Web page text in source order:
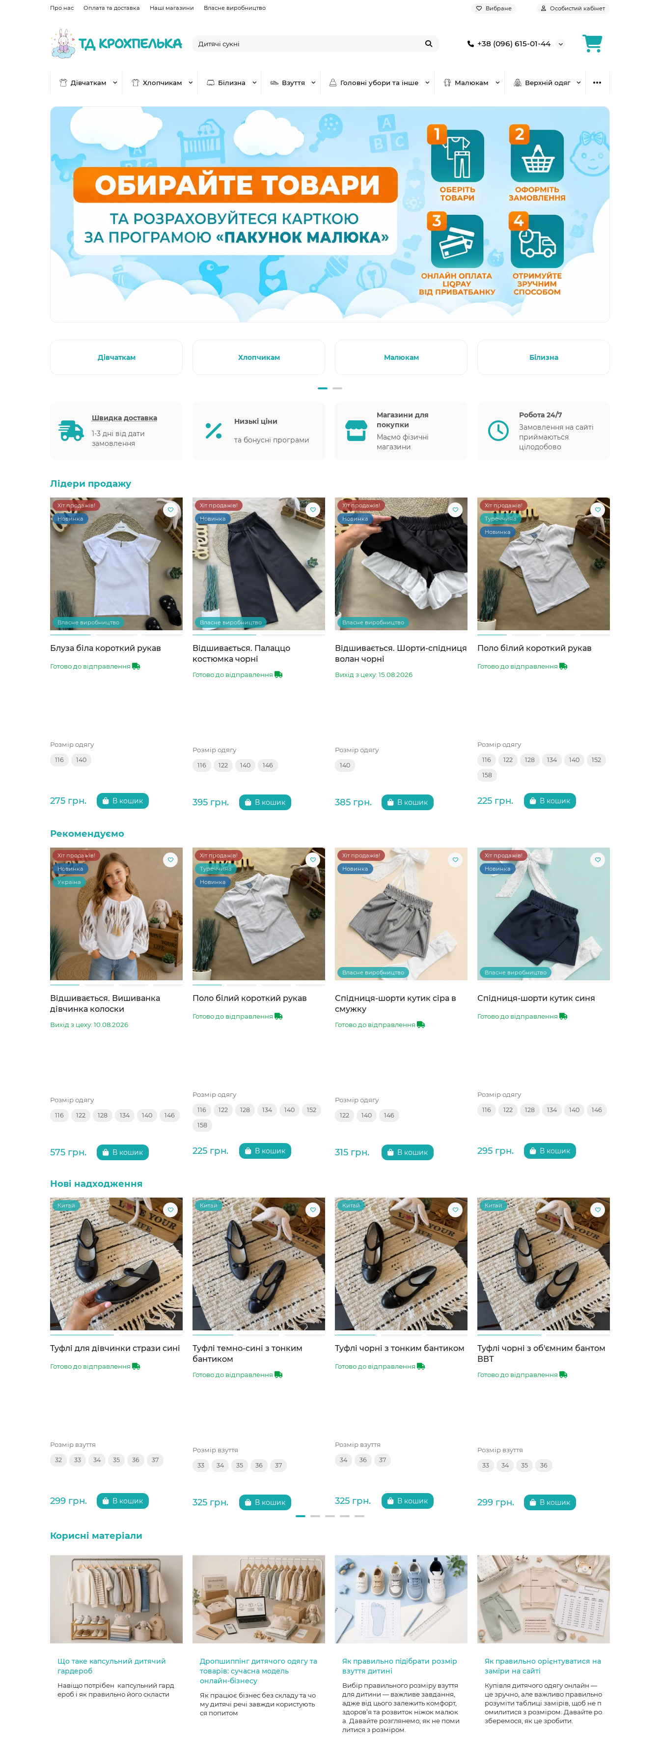
Про нас Оплата та доставка Наші магазини Власне виробництво Вибране Особистий кабінет
+38 (096) 615-01-44
Дівчаткам Хлопчикам Білизна Взуття Головні убори та інше Малюкам Верхній одяг
Дівчаткам Хлопчикам Малюкам Білизна
Швидка доставка
1-3 дні від дати
замовлення
Низькі ціни
та бонусні програми
Магазини для
покупки
Маємо фізичні
магазини
Робота 24/7
Замовлення на сайті
приймаються
цілодобово
Лідери продажу
Хіт продажів!
Новинка
Власне виробництво
Блуза біла короткий рукав
Готово до відправлення
Розмір одягу
116 140
275 грн. В кошик
Хіт продажів!
Новинка
Власне виробництво
Відшивається. Палаццо
костюмка чорні
Готово до відправлення
Розмір одягу
116 122 140 146
395 грн. В кошик
Хіт продажів!
Новинка
Власне виробництво
Відшивається. Шорти-спідниця
волан чорні
Вихід з цеху: 15.08.2026
Розмір одягу
140
385 грн. В кошик
Хіт продажів!
Туреччина
Новинка
Поло білий короткий рукав
Готово до відправлення
Розмір одягу
116 122 128 134 140 152
158
225 грн. В кошик
Рекомендуємо
Хіт продажів!
Новинка
Україна
Відшивається. Вишиванка
дівчинка колоски
Вихід з цеху: 10.08.2026
Розмір одягу
116 122 128 134 140 146
575 грн. В кошик
Хіт продажів!
Туреччина
Новинка
Поло білий короткий рукав
Готово до відправлення
Розмір одягу
116 122 128 134 140 152
158
225 грн. В кошик
Хіт продажів!
Новинка
Власне виробництво
Спідниця-шорти кутик сіра в
смужку
Готово до відправлення
Розмір одягу
122 140 146
315 грн. В кошик
Хіт продажів!
Новинка
Власне виробництво
Спідниця-шорти кутик синя
Готово до відправлення
Розмір одягу
116 122 128 134 140 146
295 грн. В кошик
Нові надходження
Китай
Туфлі для дівчинки стрази сині
Готово до відправлення
Розмір взуття
32 33 34 35 36 37
299 грн. В кошик
Китай
Туфлі темно-сині з тонким
бантиком
Готово до відправлення
Розмір взуття
33 34 35 36 37
325 грн. В кошик
Китай
Туфлі чорні з тонким бантиком
Готово до відправлення
Розмір взуття
34 36 37
325 грн. В кошик
Китай
Туфлі чорні з об'ємним бантом
ВВТ
Готово до відправлення
Розмір взуття
33 34 35 36
299 грн. В кошик
Корисні матеріали
Що таке капсульний дитячий
гардероб
Навіщо потрібен капсульний гард
ероб і як правильно його скласти
Дропшиппінг дитячого одягу та
товарів: сучасна модель
онлайн-бізнесу
Як працює бізнес без складу та чо
му дитячі речі завжди користують
ся попитом
Як правильно підібрати розмір
взуття дитині
Вибір правильного розміру взуття
для дитини — важливе завдання,
адже від цього залежить комфорт,
здоров’я та розвиток ніжок малюк
а. Давайте розглянемо, як не поми
литися з розміром.
Як правильно орієнтуватися на
заміри на сайті
Купівля дитячого одягу онлайн —
це зручно, але важливо правильно
розуміти таблиці замірів, щоб не п
омилитися з розміром. Давайте ро
зберемося, як це зробити.